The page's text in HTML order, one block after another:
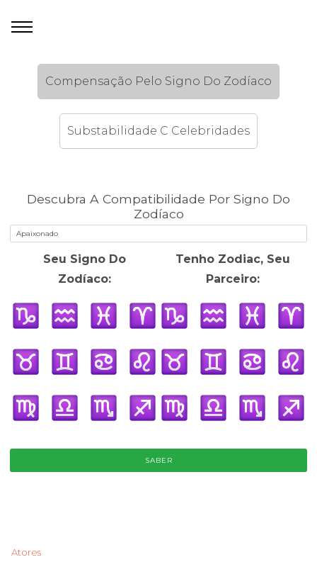
Compensação Pelo Signo Do Zodíaco
Substabilidade C Celebridades
Descubra A Compatibilidade Por Signo Do
Zodíaco
Seu Signo Do
Zodíaco:
Tenho Zodiac, Seu
Parceiro:
SABER
Atores